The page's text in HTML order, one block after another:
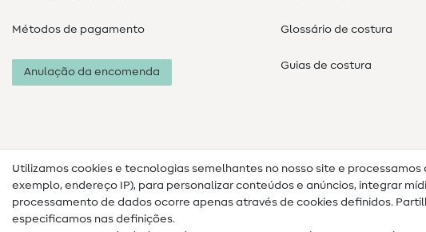
Métodos de pagamento
Anulação da encomenda
Glossário de costura
Guias de costura
Utilizamos cookies e tecnologias semelhantes no nosso site e
exemplo, endereço IP), para personalizar conteúdos e anúncios, integrar
processamento de dados ocorre apenas através de cookies definidos.
especificamos nas definições.
Informações legais
Proteção de dados